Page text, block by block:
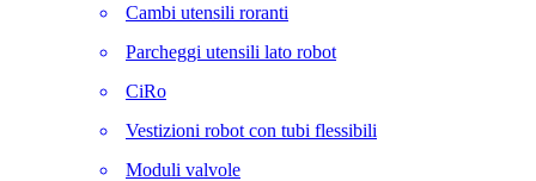
Cambi utensili roranti
Parcheggi utensili lato robot
CiRo
Vestizioni robot con tubi flessibili
Moduli valvole